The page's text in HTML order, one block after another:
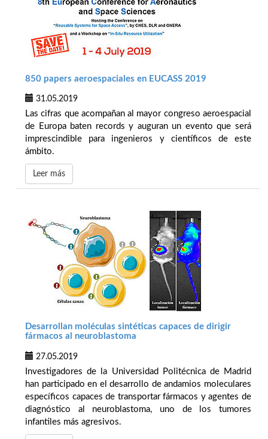
850 papers aeroespaciales en EUCASS 2019
31.05.2019
Las cifras que acompañan al mayor congreso aeroespacial
de Europa baten records y auguran un evento que será
imprescindible para ingenieros y científicos de este
ámbito.
Leer más
Desarrollan moléculas sintéticas capaces de dirigir
fármacos al neuroblastoma
27.05.2019
Investigadores de la Universidad Politécnica de Madrid
han participado en el desarrollo de andamios moleculares
específicos capaces de transportar fármacos y agentes de
diagnóstico al neuroblastoma, uno de los tumores
infantiles más agresivos.